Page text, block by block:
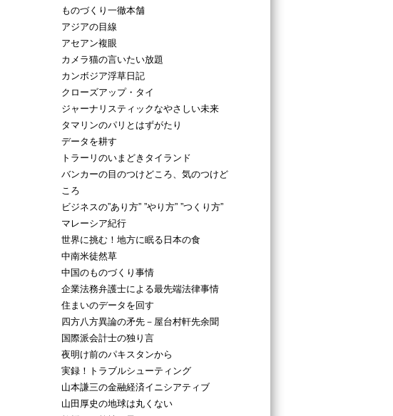
ものづくり一徹本舗
アジアの目線
アセアン複眼
カメラ猫の言いたい放題
カンボジア浮草日記
クローズアップ・タイ
ジャーナリスティックなやさしい未来
タマリンのパリとはずがたり
データを耕す
トラーリのいまどきタイランド
バンカーの目のつけどころ、気のつけど
ころ
ビジネスの”あり方” ”やり方” ”つくり方”
マレーシア紀行
世界に挑む！地方に眠る日本の食
中南米徒然草
中国のものづくり事情
企業法務弁護士による最先端法律事情
住まいのデータを回す
四方八方異論の矛先－屋台村軒先余聞
国際派会計士の独り言
夜明け前のパキスタンから
実録！トラブルシューティング
山本謙三の金融経済イニシアティブ
山田厚史の地球は丸くない